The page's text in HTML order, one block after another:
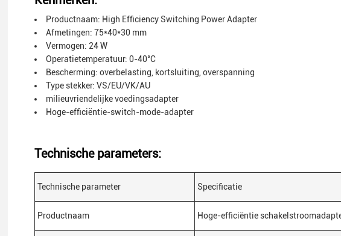
Productnaam: High Efficiency Switching Power Adapter
Afmetingen: 75*40*30 mm
Vermogen: 24 W
Operatietemperatuur: 0-40°C
Bescherming: overbelasting, kortsluiting, overspanning
Type stekker: VS/EU/VK/AU
milieuvriendelijke voedingsadapter
Hoge-efficiëntie-switch-mode-adapter
Technische parameters:
Technische parameter Specificatie
Productnaam Hoge-efficiëntie